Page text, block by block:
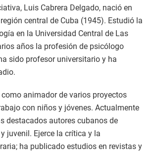
Luis Cabrera Delgado, nació en
central de Cuba (1945). Estudió la
en la Universidad Central de Las
años la profesión de psicólogo
sido profesor universitario y ha
animador de varios proyectos
con niños y jóvenes. Actualmente
destacados autores cubanos de
juvenil. Ejerce la crítica y la
ha publicado estudios en revistas y